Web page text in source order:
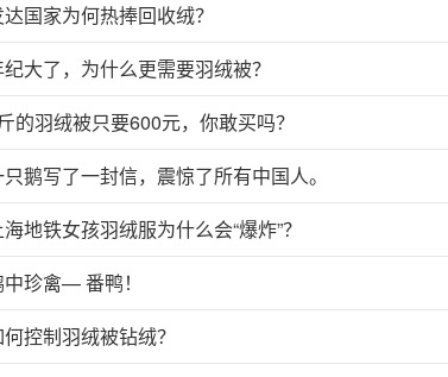
国家为何热捧回收绒？
大了，为什么更需要羽绒被？
的羽绒被只要600元，你敢买吗？
鹅写了一封信，震惊了所有中国人。
海地铁女孩羽绒服为什么会“爆炸”？
中珍禽— 番鸭！
控制羽绒被钻绒？